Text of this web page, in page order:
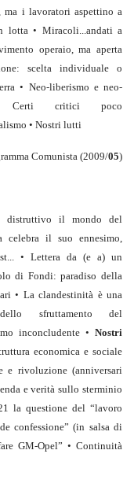
i lavoratori aspettino a
lotta • Miracoli...andati a
operaio, ma aperta
scelta individuale o
• Neo-liberismo e neo-
critici poco
• Nostri lutti
Comunista (2009/05)
distruttivo il mondo del
celebra il suo ennesimo,
• Lettera da (e a) un
di Fondi: paradiso della
• La clandestinità è una
sfruttamento del
inconcludente • Nostri
economica e sociale
e rivoluzione (anniversari
e verità sullo sterminio
la questione del “lavoro
confessione” (in salsa di
GM-Opel” • Continuità